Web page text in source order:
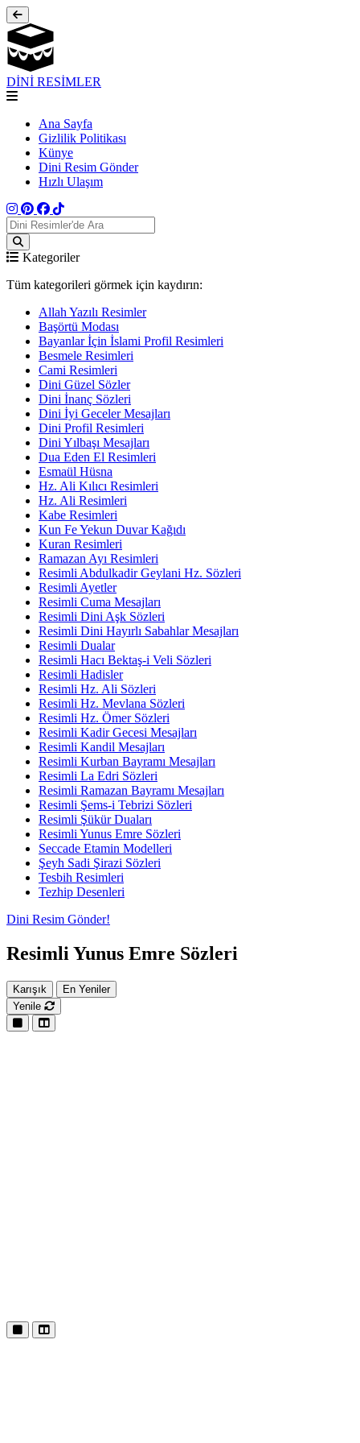
DİNİ RESİMLER
Ana Sayfa
Gizlilik Politikası
Künye
Dini Resim Gönder
Hızlı Ulaşım
Kategoriler
Tüm kategorileri görmek için kaydırın:
Allah Yazılı Resimler
Başörtü Modası
Bayanlar İçin İslami Profil Resimleri
Besmele Resimleri
Cami Resimleri
Dini Güzel Sözler
Dini İnanç Sözleri
Dini İyi Geceler Mesajları
Dini Profil Resimleri
Dini Yılbaşı Mesajları
Dua Eden El Resimleri
Esmaül Hüsna
Hz. Ali Kılıcı Resimleri
Hz. Ali Resimleri
Kabe Resimleri
Kun Fe Yekun Duvar Kağıdı
Kuran Resimleri
Ramazan Ayı Resimleri
Resimli Abdulkadir Geylani Hz. Sözleri
Resimli Ayetler
Resimli Cuma Mesajları
Resimli Dini Aşk Sözleri
Resimli Dini Hayırlı Sabahlar Mesajları
Resimli Dualar
Resimli Hacı Bektaş-i Veli Sözleri
Resimli Hadisler
Resimli Hz. Ali Sözleri
Resimli Hz. Mevlana Sözleri
Resimli Hz. Ömer Sözleri
Resimli Kadir Gecesi Mesajları
Resimli Kandil Mesajları
Resimli Kurban Bayramı Mesajları
Resimli La Edri Sözleri
Resimli Ramazan Bayramı Mesajları
Resimli Şems-i Tebrizi Sözleri
Resimli Şükür Duaları
Resimli Yunus Emre Sözleri
Seccade Etamin Modelleri
Şeyh Sadi Şirazi Sözleri
Tesbih Resimleri
Tezhip Desenleri
Dini Resim Gönder!
Resimli Yunus Emre Sözleri
Karışık
En Yeniler
Yenile